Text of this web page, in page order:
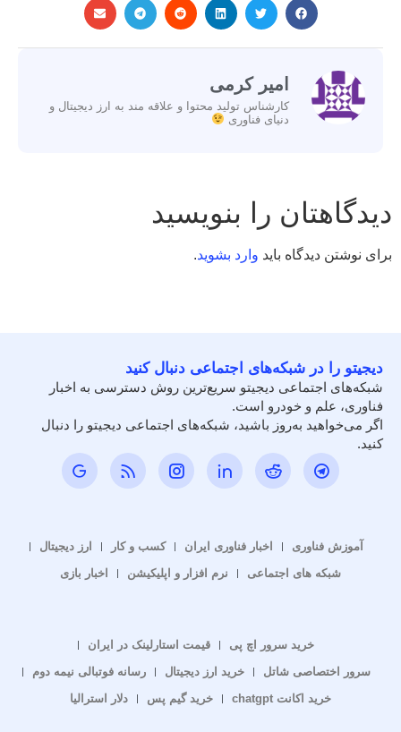
امیر کرمی
کارشناس تولید محتوا و علاقه مند به ارز دیجیتال و
دنیای فناوری
دیدگاهتان را بنویسید
برای نوشتن دیدگاه باید وارد بشوید.
دیجیتو را در شبکه‌های اجتماعی دنبال کنید
شبکه‌های اجتماعی دیجیتو سریع‌ترین روش دسترسی به اخبار
فناوری، علم و خودرو است.
اگر می‌خواهید به‌روز باشید، شبکه‌های اجتماعی دیجیتو را دنبال
کنید.
آموزش فناوری اخبار فناوری ایران کسب و کار
ارز دیجیتال
شبکه های اجتماعی
نرم افزار و اپلیکیشن اخبار بازی
خرید سرور اچ پی
قیمت استارلینک در ایران
سرور اختصاصی شاتل
خرید ارز دیجیتال
رسانه فوتبالی نیمه دوم
خرید اکانت chatgpt
خرید گیم پس دلار استرالیا